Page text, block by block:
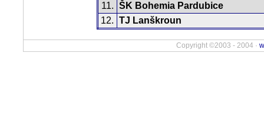
11. ŠK Bohemia Pardubice
12. TJ Lanškroun
Copyright ©2003 - 2004 ·